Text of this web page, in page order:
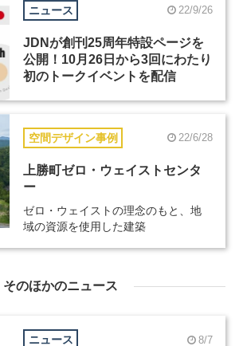
ニュース 22/9/26
JDNが創刊25周年特設ページを
公開！10月26日から3回にわたり
初のトークイベントを配信
空間デザイン事例 22/6/28
上勝町ゼロ・ウェイストセンタ
ー
ゼロ・ウェイストの理念のもと、地
域の資源を使用した建築
そのほかのニュース
ニュース 8/7